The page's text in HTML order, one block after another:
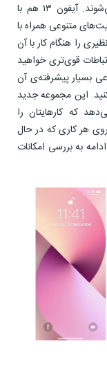
همه آیفون‌های جدید با iOS 15 اپل عرضه می‌شوند. آیفون ۱۳ هم با
متنوعی همراه با
را هنگام کار با آن
قوی‌تری خواهید
بسیار پیشرفته‌ی آن
این مجموعه جدید
که کارهایتان را
روی هر کاری که در حال
به بررسی امکانات